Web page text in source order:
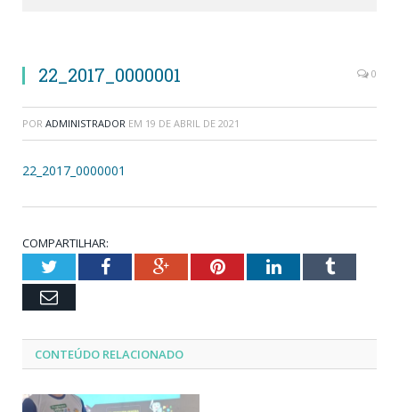
22_2017_0000001 0
POR ADMINISTRADOR EM 19 DE ABRIL DE 2021
22_2017_0000001
COMPARTILHAR:
TwitterFacebookGoogle+PinterestLinkedInTumblr
Email
CONTEÚDO RELACIONADO